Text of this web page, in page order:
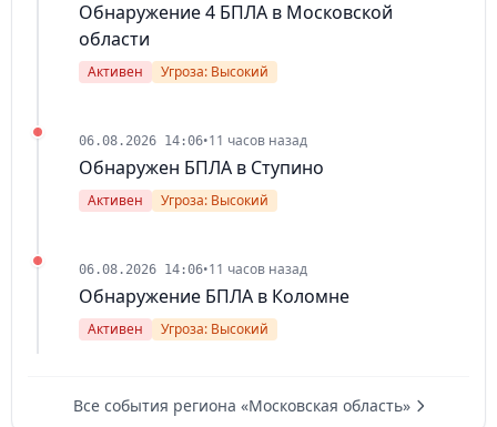
Обнаружение 4 БПЛА в Московской
области
Активен Угроза: Высокий
06.08.2026 14:06•11 часов назад
Обнаружен БПЛА в Ступино
Активен Угроза: Высокий
06.08.2026 14:06•11 часов назад
Обнаружение БПЛА в Коломне
Активен Угроза: Высокий
Все события региона «Московская область»